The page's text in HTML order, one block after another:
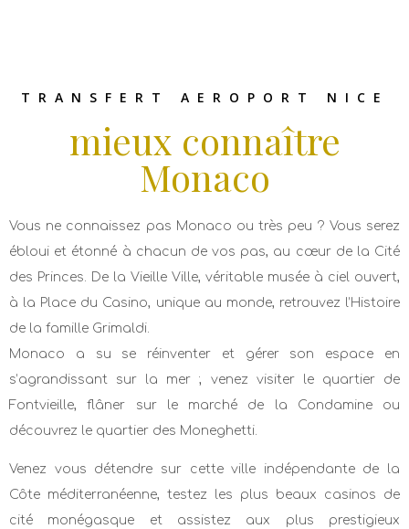
TRANSFERT AEROPORT NICE
mieux connaître
Monaco
Vous ne connaissez pas Monaco ou très peu ? Vous serez
ébloui et étonné à chacun de vos pas, au cœur de la Cité
des Princes. De la Vieille Ville, véritable musée à ciel ouvert,
à la Place du Casino, unique au monde, retrouvez l’Histoire
de la famille Grimaldi.
Monaco a su se réinventer et gérer son espace en
s’agrandissant sur la mer ; venez visiter le quartier de
Fontvieille, flâner sur le marché de la Condamine ou
découvrez le quartier des Moneghetti.
Venez vous détendre sur cette ville indépendante de la
Côte méditerranéenne, testez les plus beaux casinos de
cité monégasque et assistez aux plus prestigieux